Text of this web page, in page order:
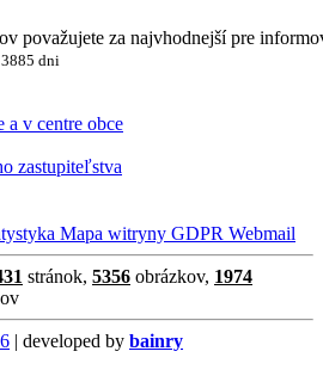
považujete za najvhodnejší pre
3885 dni
a v centre obce
zastupiteľstva
Mapa witryny GDPR Webmail
stránok, 5356 obrázkov, 1974
| developed by bainry